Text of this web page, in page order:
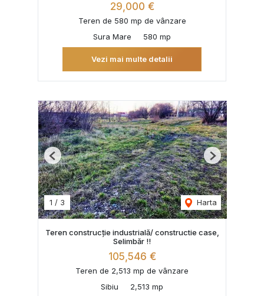
29,000 €
Teren de 580 mp de vânzare
Sura Mare
580 mp
Vezi mai multe detalii
1 / 3 Harta
Previous Next
Teren construcție industrială/ constructie case,
Selimbăr !!
105,546 €
Teren de 2,513 mp de vânzare
Sibiu
2,513 mp